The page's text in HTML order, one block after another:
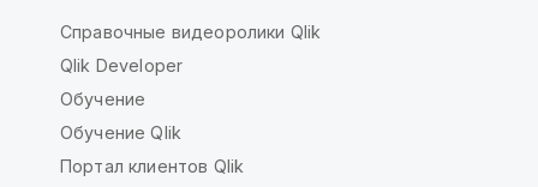
Справочные видеоролики Qlik
Qlik Developer
Обучение
Обучение Qlik
Портал клиентов Qlik